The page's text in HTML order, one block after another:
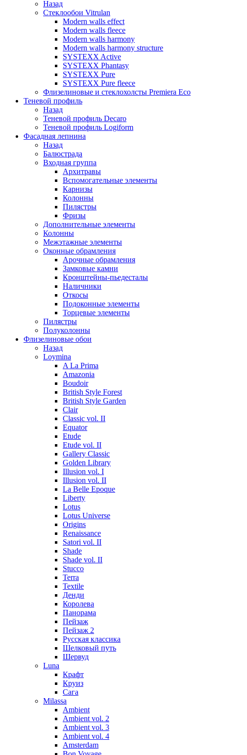
Назад
Стеклообои Vitrulan
Modern walls effect
Modern walls fleece
Modern walls harmony
Modern walls harmony structure
SYSTEXX Active
SYSTEXX Phantasy
SYSTEXX Pure
SYSTEXX Pure fleece
Флизелиновые и стеклохолсты Premiera Eco
Теневой профиль
Назад
Теневой профиль Decaro
Теневой профиль Logiform
Фасадная лепнина
Назад
Балюстрада
Входная группа
Архитравы
Вспомогательные элементы
Карнизы
Колонны
Пилястры
Фризы
Дополнительные элементы
Колонны
Межэтажные элементы
Оконные обрамления
Арочные обрамления
Замковые камни
Кронштейны-пьедесталы
Наличники
Откосы
Подоконные элементы
Торцевые элементы
Пилястры
Полуколонны
Флизелиновые обои
Назад
Loymina
A La Prima
Amazonia
Boudoir
British Style Forest
British Style Garden
Clair
Classic vol. II
Equator
Etude
Etude vol. II
Gallery Classic
Golden Library
Illusion vol. I
Illusion vol. II
La Belle Epoque
Liberty
Lotus
Lotus Universe
Origins
Renaissance
Satori vol. II
Shade
Shade vol. II
Stucco
Terra
Textile
Денди
Королева
Панорама
Пейзаж
Пейзаж 2
Русская классика
Шелковый путь
Шервуд
Luna
Крафт
Круиз
Сага
Milassa
Ambient
Ambient vol. 2
Ambient vol. 3
Ambient vol. 4
Amsterdam